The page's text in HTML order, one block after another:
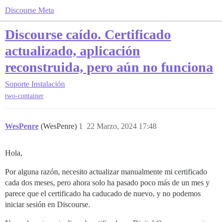
Discourse Meta
Discourse caído. Certificado
actualizado, aplicación
reconstruida, pero aún no funciona
Soporte Instalación
two-container
WesPenre (WesPenre) 22 Marzo, 2024 17:48
1
Hola,
Por alguna razón, necesito actualizar manualmente mi certificado
cada dos meses, pero ahora solo ha pasado poco más de un mes y
parece que el certificado ha caducado de nuevo, y no podemos
iniciar sesión en Discourse.